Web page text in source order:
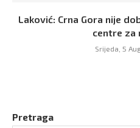
Laković: Crna Gora nije
centre za
Srijeda, 5
Pretraga